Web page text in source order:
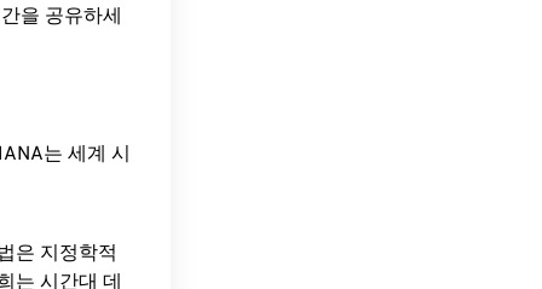
을 공유하세
는 세계 시
은 지정학적
는 시간대 데